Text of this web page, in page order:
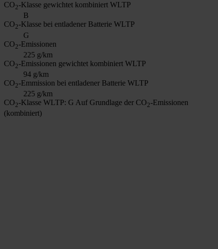
CO2-Klasse gewichtet kombiniert WLTP
B
CO2-Klasse bei entladener Batterie WLTP
G
CO2-Emissionen
225 g/km
CO2-Emissionen gewichtet kombiniert WLTP
94 g/km
CO2-Emmission bei entladener Batterie WLTP
225 g/km
CO2-Klasse WLTP: G Auf Grundlage der CO2-Emissionen
(kombiniert)